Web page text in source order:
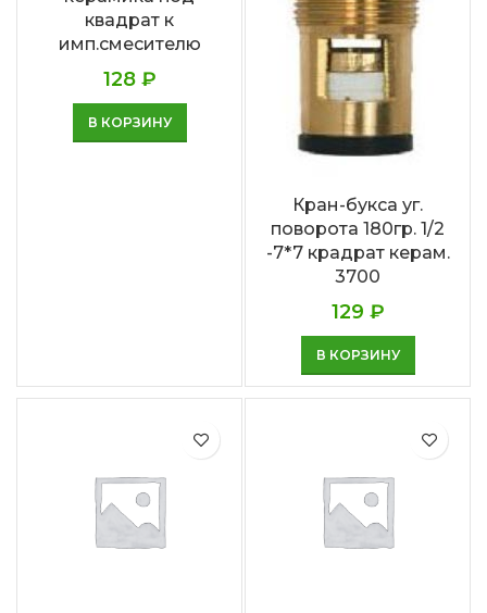
квадрат к
имп.смесителю
128 ₽
В КОРЗИНУ
Кран-букса уг.
поворота 180гр. 1/2
-7*7 крадрат керам.
3700
129 ₽
В КОРЗИНУ